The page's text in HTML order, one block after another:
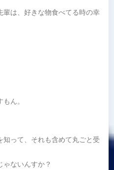
は、好きな物食べてる時の幸
ん。
って、それも含めて丸ごと受
ないんすか？